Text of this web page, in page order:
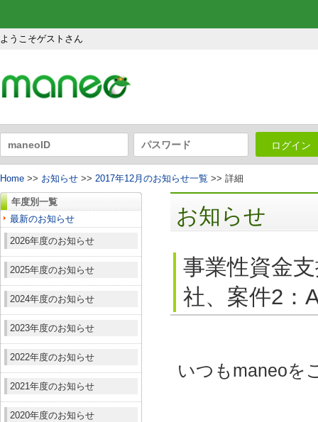
ようこそゲストさん
ログイン
Home >> お知らせ >> 2017年12月のお知らせ一覧 >> 詳細
年度別一覧
最新のお知らせ
2026年度のお知らせ
2025年度のお知らせ
2024年度のお知らせ
2023年度のお知らせ
2022年度のお知らせ
2021年度のお知らせ
2020年度のお知らせ
お知らせ
事業性資金
社、案件2：
いつもmaneoを